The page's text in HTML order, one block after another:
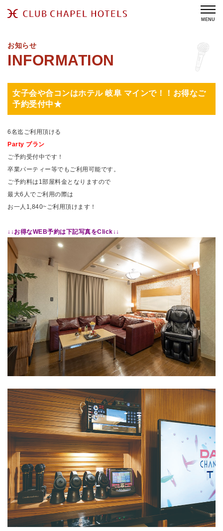
MENU
お知らせ
女子会や合コンはホテル 岐阜 マインで！！お得なご
予約受付中★
6名迄ご利用頂ける
Party プラン
ご予約受付中です！
卒業パーティー等でもご利用可能です。
ご予約料は1部屋料金となりますので
最大6人でご利用の際は
お一人1,840~ご利用頂けます！
↓↓お得なWEB予約は下記写真をClick↓↓